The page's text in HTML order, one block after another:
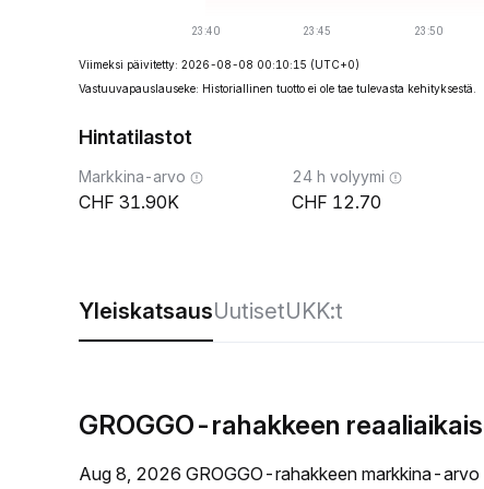
Viimeksi päivitetty: 2026-08-08 00:10:15 (UTC+0)
Vastuuvapauslauseke: Historiallinen tuotto ei ole tae tulevasta kehityksestä.
Hintatilastot
Markkina-arvo
31.90K
24 h volyymi
12.70
YleiskatsausUutisetUKK:t
GROGGO-rahakkeen
Aug 8, 2026 GROGGO-rahakkeen markkina-